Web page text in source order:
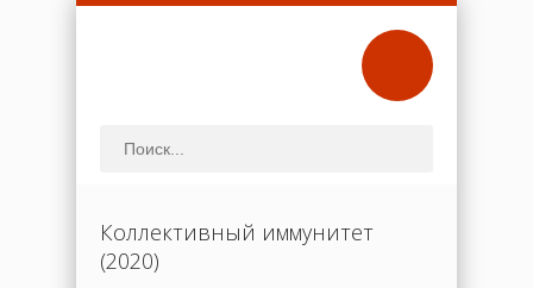
Коллективный иммунитет
(2020)